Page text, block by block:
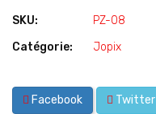
SKU:
PZ-08
Catégorie:
Jopix
Facebook Twitter